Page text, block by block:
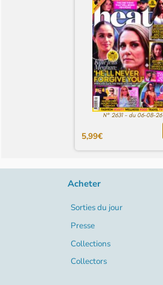
N° 2631 - du 06-08-26
5,99€
Acheter
Sorties du jour
Presse
Collections
Collectors